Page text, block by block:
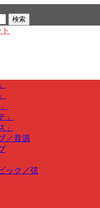
」
」
／音源
ック／弦